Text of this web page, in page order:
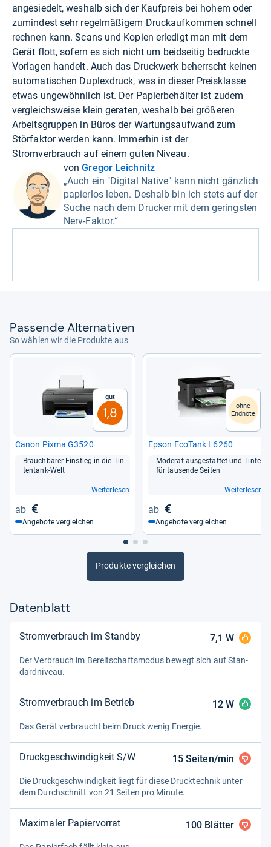
angesiedelt, weshalb sich der Kaufpreis bei hohem oder
zumindest sehr regelmäßigem Druckaufkommen schnell
rechnen kann. Scans und Kopien erledigt man mit dem
Gerät flott, sofern es sich nicht um beidseitig bedruckte
Vorlagen handelt. Auch das Druckwerk beherrscht keinen
automatischen Duplexdruck, was in dieser Preisklasse
etwas ungewöhnlich ist. Der Papierbehälter ist zudem
vergleichsweise klein geraten, weshalb bei größeren
Arbeitsgruppen in Büros der Wartungsaufwand zum
Störfaktor werden kann. Immerhin ist der
Stromverbrauch auf einem guten Niveau.
vonGregor Leichnitz
„Auch ein "Digital Native" kann nicht gänzlich
papierlos leben. Deshalb bin ich stets auf der
Suche nach dem Drucker mit dem geringsten
Nerv-Faktor.“
Pas­sende Alter­na­ti­ven
So wählen wir die Produkte aus
Gut
1,8
Canon Pixma G3520
Brauch­ba­rer Ein­stieg in die Tin­
ten­tank-​Welt
Weiterlesen
€
Angebote vergleichen
ohne
Endnote
Epson Eco­Tank L6260
Mode­rat aus­ge­stat­tet und Tinte
für tau­sende Sei­ten
Weiterlesen
€
Angebote vergleichen
Produkte vergleichen
Datenblatt
Stromverbrauch im Standby 7,1 W
Der Ver­brauch im Bereit­schafts­mo­dus bewegt sich auf Stan­
dard­niveau.
Stromverbrauch im Betrieb 12W
Das Gerät ver­braucht beim Druck wenig Ener­gie.
Druckgeschwindigkeit S/W 15Seiten/min
Die Druck­ge­schwin­dig­keit liegt für diese Druck­tech­nik unter
dem Durch­schnitt von 21 Sei­ten pro Minute.
Maximaler Papiervorrat 100 Blätter